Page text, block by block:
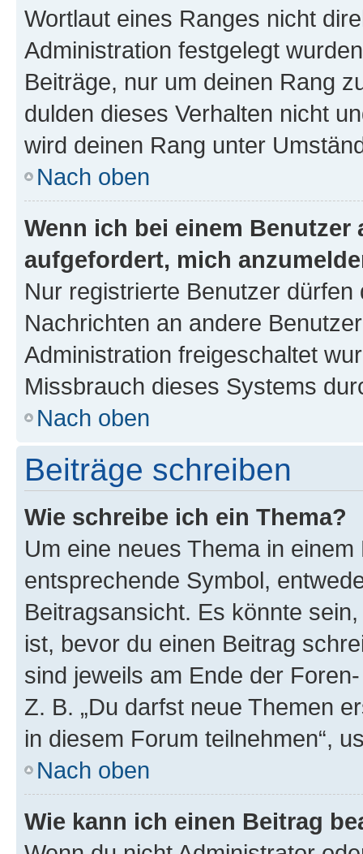
Wortlaut eines Ranges nicht
Administration festgelegt
Beiträge, nur um deinen Rang
dulden dieses Verhalten nicht
wird deinen Rang unter
Nach oben
Wenn ich bei einem
aufgefordert, mich
Nur registrierte Benutzer
Nachrichten an andere
Administration freigeschaltet
Missbrauch dieses Systems
Nach oben
Beiträge schreiben
Wie schreibe ich ein Thema?
Um eine neues Thema in
entsprechende Symbol,
Beitragsansicht. Es könnte
ist, bevor du einen Beitrag
sind jeweils am Ende der
Z. B. „Du darfst neue Themen
in diesem Forum teilnehmen“,
Nach oben
Wie kann ich einen Beitrag